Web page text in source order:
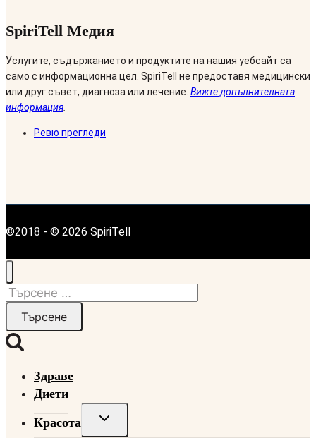
SpiriTell Медия
Услугите, съдържанието и продуктите на нашия уебсайт са
само с информационна цел. SpiriTell не предоставя медицински
или друг съвет, диагноза или лечение. Вижте допълнителната
информация.
Ревю прегледи
©2018 - © 2026 SpiriTell
Търсене
Здраве
Диети
Красота
Toggle